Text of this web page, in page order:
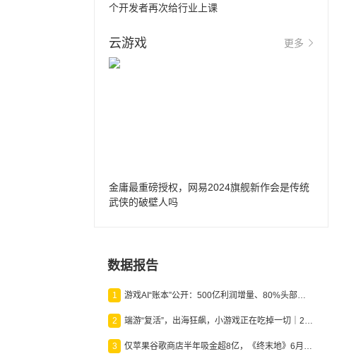
个开发者再次给行业上课
云游戏 更多
金庸最重磅授权，网易2024旗舰新作会是传统
武侠的破壁人吗
数据报告
1 游戏AI“账本”公开：500亿利润增量、80%头部入局，谁在闷声发财？
2 端游“复活”，出海狂飙，小游戏正在吃掉一切｜2026上半年产业报告
3 仅苹果谷歌商店半年吸金超8亿，《终末地》6月份收入显著回暖